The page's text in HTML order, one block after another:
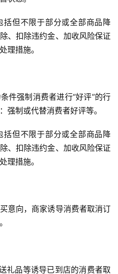
括但不限于部分或全部商品降
、扣除违约金、加收风险保证
理措施。
件强制消费者进行“好评”的行
强制或代替消费者好评等。
括但不限于部分或全部商品降
、扣除违约金、加收风险保证
理措施。
意向，商家诱导消费者取消订
礼品等诱导已到店的消费者取